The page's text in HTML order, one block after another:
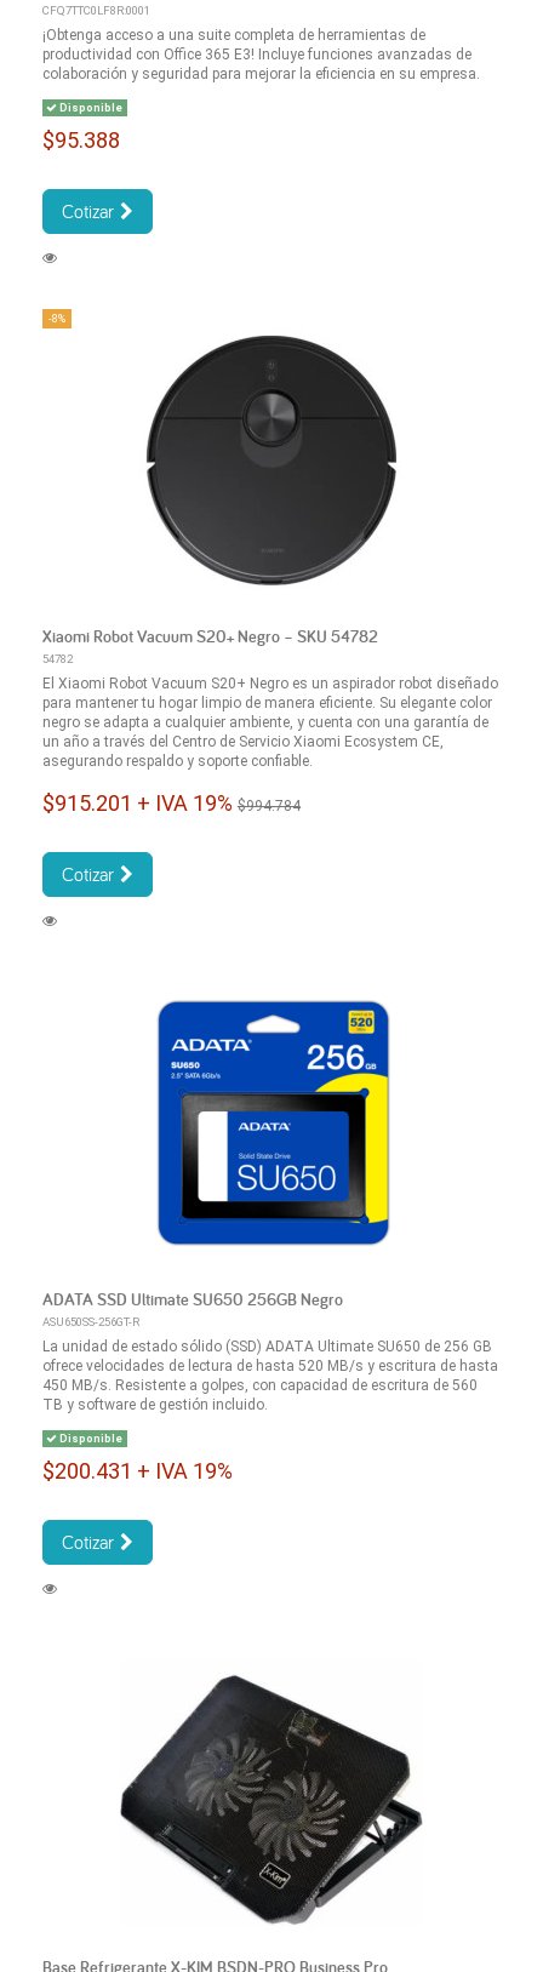
CFQ7TTC0LF8R:0001
¡Obtenga acceso a una suite completa de herramientas de
productividad con Office 365 E3! Incluye funciones avanzadas de
colaboración y seguridad para mejorar la eficiencia en su empresa.
Disponible
$95.388
Cotizar
-8%
Xiaomi Robot Vacuum S20+ Negro – SKU 54782
54782
El Xiaomi Robot Vacuum S20+ Negro es un aspirador robot diseñado
para mantener tu hogar limpio de manera eficiente. Su elegante color
negro se adapta a cualquier ambiente, y cuenta con una garantía de
un año a través del Centro de Servicio Xiaomi Ecosystem CE,
asegurando respaldo y soporte confiable.
$915.201 + IVA 19%$994.784
Cotizar
ADATA SSD Ultimate SU650 256GB Negro
ASU650SS-256GT-R
La unidad de estado sólido (SSD) ADATA Ultimate SU650 de 256 GB
ofrece velocidades de lectura de hasta 520 MB/s y escritura de hasta
450 MB/s. Resistente a golpes, con capacidad de escritura de 560
TB y software de gestión incluido.
Disponible
$200.431 + IVA 19%
Cotizar
Base Refrigerante X-KIM BSDN-PRO Business Pro